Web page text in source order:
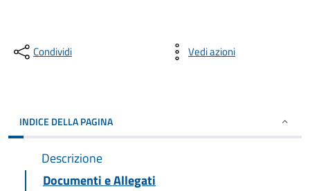
Condividi Vedi azioni
INDICE DELLA PAGINA
Descrizione
Documenti e Allegati